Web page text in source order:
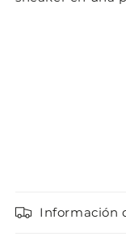
Información